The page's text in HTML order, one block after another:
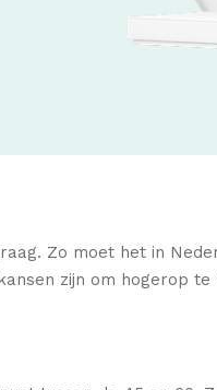
Zo moet het in
zijn om hogerop